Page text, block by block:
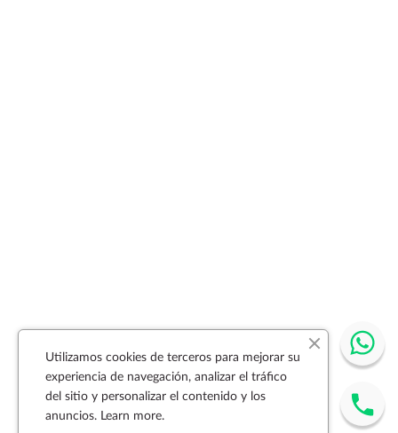
Utilizamos cookies de terceros para mejorar su
experiencia de navegación, analizar el tráfico
del sitio y personalizar el contenido y los
anuncios. Learn more.